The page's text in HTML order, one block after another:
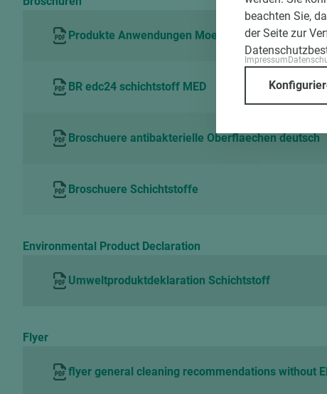
Produkte Anwendungen Moebel Innenausbau
BR edc24 schichtstoff MED
Broschuere antibakterielle Oberflaechen deutsch
Broschuere Schichtstoffe
Environmental Product Declaration
Umweltproduktdeklaration Schichtstoff
Flyer
flyer general cleaning recommendations without
beachten Sie,
der Seite zur
Impressum